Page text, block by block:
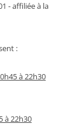
- affiliée à la
:
à 22h30
à 22h30